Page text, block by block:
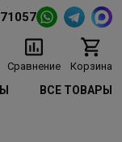
Сравнение Корзина
ВСЕ ТОВАРЫ